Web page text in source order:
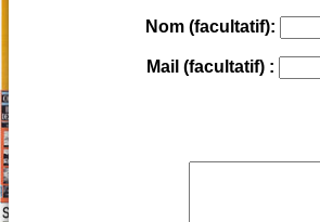
Nom (facultatif):
Mail (facultatif) :